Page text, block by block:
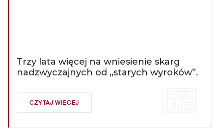
Trzy lata więcej na wniesienie skarg
nadzwyczajnych od „starych wyroków”.
CZYTAJ WIĘCEJ